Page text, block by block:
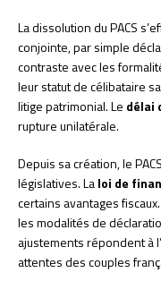
La dissolution du PACS
conjointe, par simple
contraste avec les
leur statut de célibataire
litige patrimonial. Le délai
rupture unilatérale.
Depuis sa création, le
législatives. Laloi de
certains avantages
les modalités de
ajustements répondent à
attentes des couples